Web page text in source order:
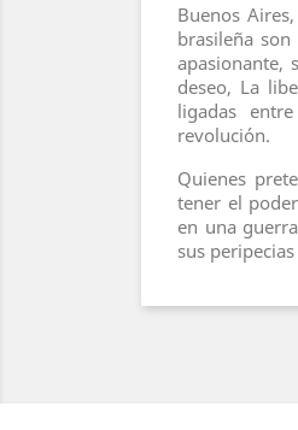
Buenos
brasileña
apasionante,
deseo, La
ligadas
revolución.
Quienes
tener el
en una
sus